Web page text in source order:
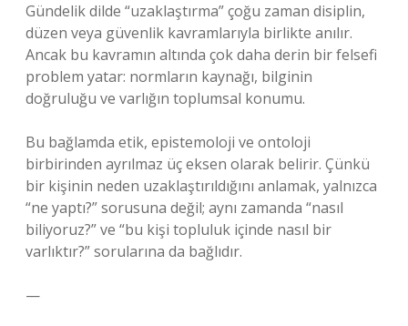
Gündelik dilde “uzaklaştırma” çoğu zaman disiplin,
düzen veya güvenlik kavramlarıyla birlikte anılır.
Ancak bu kavramın altında çok daha derin bir felsefi
problem yatar: normların kaynağı, bilginin
doğruluğu ve varlığın toplumsal konumu.
Bu bağlamda etik, epistemoloji ve ontoloji
birbirinden ayrılmaz üç eksen olarak belirir. Çünkü
bir kişinin neden uzaklaştırıldığını anlamak, yalnızca
“ne yaptı?” sorusuna değil; aynı zamanda “nasıl
biliyoruz?” ve “bu kişi topluluk içinde nasıl bir
varlıktır?” sorularına da bağlıdır.
—